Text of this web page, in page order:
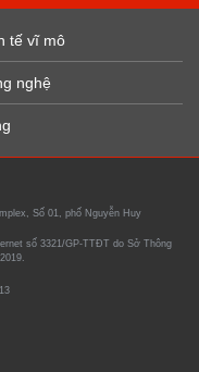
tế vĩ mô
nghệ
Số 01, phố Nguyễn Huy
số 3321/GP-TTĐT do Sở Thông